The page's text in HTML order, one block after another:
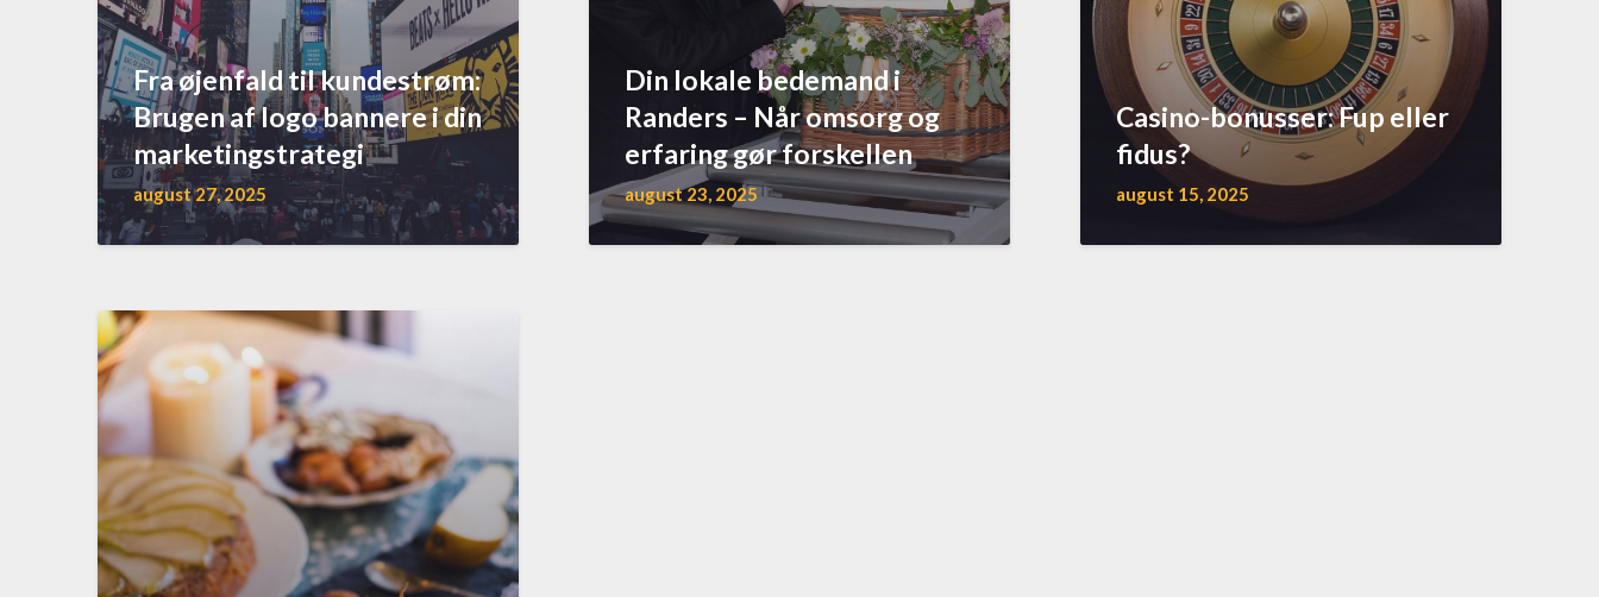
Fra øjenfald til kundestrøm:
Brugen af logo bannere i din
marketingstrategi
august 27, 2025
Din lokale bedemand i
Randers – Når omsorg og
erfaring gør forskellen
august 23, 2025
Casino-bonusser: Fup eller
fidus?
august 15, 2025